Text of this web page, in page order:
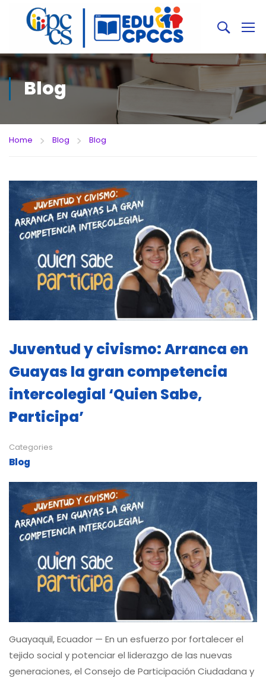
Blog
Home Blog Blog
Juventud y civismo: Arranca en
Guayas la gran competencia
intercolegial ‘Quien Sabe,
Participa’
Categories
Blog
Guayaquil, Ecuador — En un esfuerzo por fortalecer el
tejido social y potenciar el liderazgo de las nuevas
generaciones, el Consejo de Participación Ciudadana y